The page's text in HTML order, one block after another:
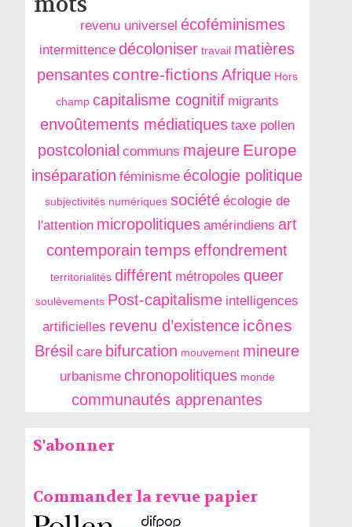
revenu universel écoféminismes
intermittence décoloniser travail matières
pensantes contre-fictions Afrique Hors
champ capitalisme cognitif migrants
envoûtements médiatiques taxe pollen
postcolonial communs majeure Europe
inséparation féminisme écologie politique
subjectivités numériques société écologie de
l'attention micropolitiques amérindiens art
contemporain temps effondrement
territorialités différent métropoles queer
soulèvements Post-capitalisme intelligences
artificielles revenu d’existence icônes
Brésil care bifurcation mouvement mineure
urbanisme chronopolitiques monde
communautés apprenantes
S'abonner
Commander la revue papier